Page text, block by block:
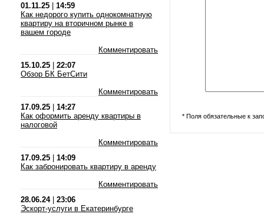
01.11.25
14:59
Как недорого купить однокомнатную
квартиру на вторичном рынке в
вашем городе
Комментировать
15.10.25
22:07
Обзор БК БетСити
Комментировать
17.09.25
14:27
Как оформить аренду квартиры в
налоговой
Комментировать
17.09.25
14:09
Как забронировать квартиру в аренду
Комментировать
28.06.24| 23:06
Эскорт-услуги в Екатеринбурге
* Поля обязательные к